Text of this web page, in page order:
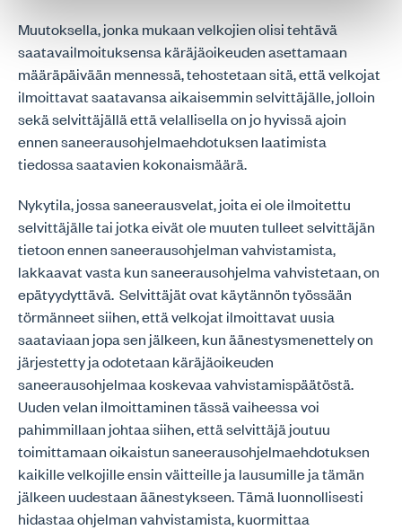
Muutoksella, jonka mukaan velkojien olisi tehtävä
saatavailmoituksensa käräjäoikeuden asettamaan
määräpäivään mennessä, tehostetaan sitä, että velkojat
ilmoittavat saatavansa aikaisemmin selvittäjälle, jolloin
sekä selvittäjällä että velallisella on jo hyvissä ajoin
ennen saneerausohjelmaehdotuksen laatimista
tiedossa saatavien kokonaismäärä.
Nykytila, jossa saneerausvelat, joita ei ole ilmoitettu
selvittäjälle tai jotka eivät ole muuten tulleet selvittäjän
tietoon ennen saneerausohjelman vahvistamista,
lakkaavat vasta kun saneerausohjelma vahvistetaan, on
epätyydyttävä. Selvittäjät ovat käytännön työssään
törmänneet siihen, että velkojat ilmoittavat uusia
saataviaan jopa sen jälkeen, kun äänestysmenettely on
järjestetty ja odotetaan käräjäoikeuden
saneerausohjelmaa koskevaa vahvistamispäätöstä.
Uuden velan ilmoittaminen tässä vaiheessa voi
pahimmillaan johtaa siihen, että selvittäjä joutuu
toimittamaan oikaistun saneerausohjelmaehdotuksen
kaikille velkojille ensin väitteille ja lausumille ja tämän
jälkeen uudestaan äänestykseen. Tämä luonnollisesti
hidastaa ohjelman vahvistamista, kuormittaa